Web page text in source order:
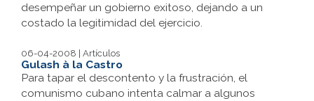
desempeñar un gobierno exitoso, dejando a un
costado la legitimidad del ejercicio.
06-04-2008 | Artículos
Gulash à la Castro
Para tapar el descontento y la frustración, el
comunismo cubano intenta calmar a algunos